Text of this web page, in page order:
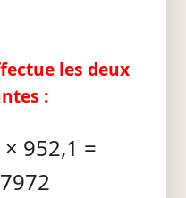
les deux
:
952,1 =